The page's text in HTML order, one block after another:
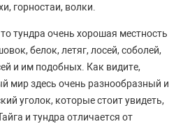
горностаи, волки.
тундра очень хорошая местность
белок, летяг, лосей, соболей,
и им подобных. Как видите,
мир здесь очень разнообразный и
уголок, которые стоит увидеть,
и тундра отличается от